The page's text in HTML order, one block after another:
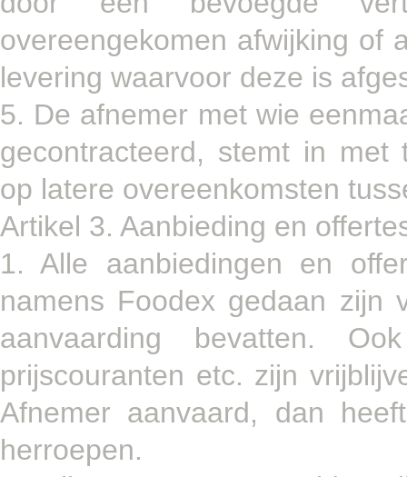
overeengekomen afwijking of
levering waarvoor deze is
5. De afnemer met wie
gecontracteerd, stemt in met
op latere overeenkomsten
Artikel 3. Aanbieding en
1. Alle aanbiedingen en
namens Foodex gedaan zijn
aanvaarding bevatten.
prijscouranten etc. zijn
Afnemer aanvaard, dan
herroepen.